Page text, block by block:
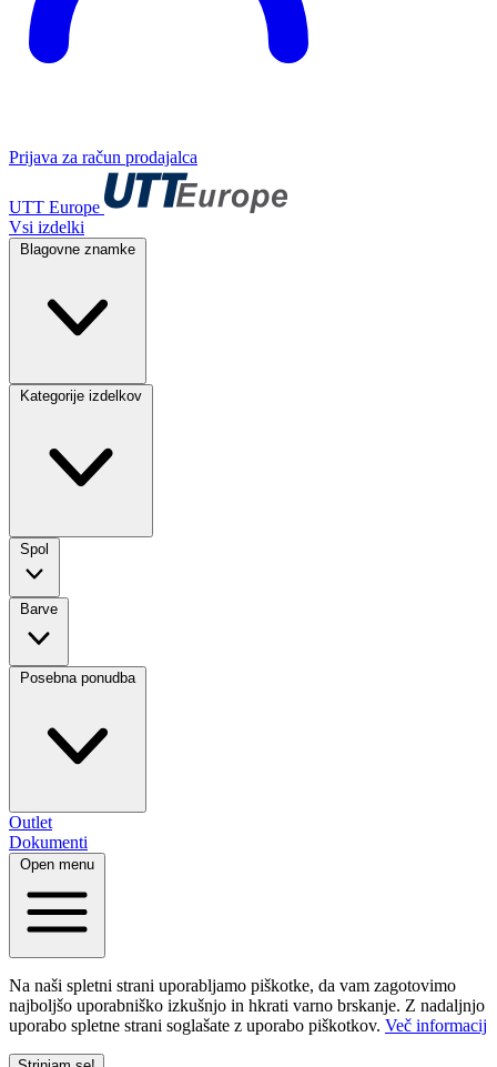
Prijava za račun prodajalca
UTT Europe
Vsi izdelki
Blagovne znamke
Kategorije izdelkov
Spol
Barve
Posebna ponudba
Outlet
Dokumenti
Open menu
Na naši spletni strani uporabljamo piškotke, da vam zagotovimo
najboljšo uporabniško izkušnjo in hkrati varno brskanje. Z nadaljnjo
uporabo spletne strani soglašate z uporabo piškotkov. Več informacij